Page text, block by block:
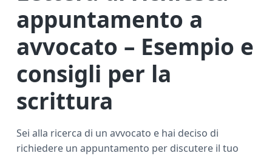
i
n
n
z
a
O
n
l
i
n
appuntamento a
avvocato – Esempio e
consigli per la
scrittura
Sei alla ricerca di un avvocato e hai deciso di
richiedere un appuntamento per discutere il tuo